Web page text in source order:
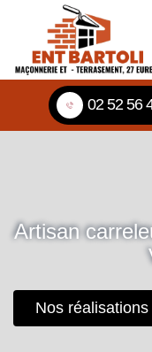
02 52 56
Artisan
Nos réalisations